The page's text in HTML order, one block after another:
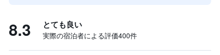
8.3 とても良い
実際の宿泊者による評価400​件